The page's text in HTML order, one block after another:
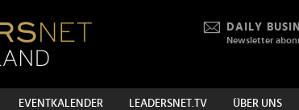
DAILY
Newsletter
EVENTKALENDER LEADERSNET.TV ÜBER UNS